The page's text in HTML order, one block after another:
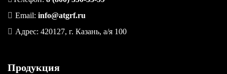
Email: info@atgrf.ru
Адрес: 420127, г. Казань, а/я 100
Продукция